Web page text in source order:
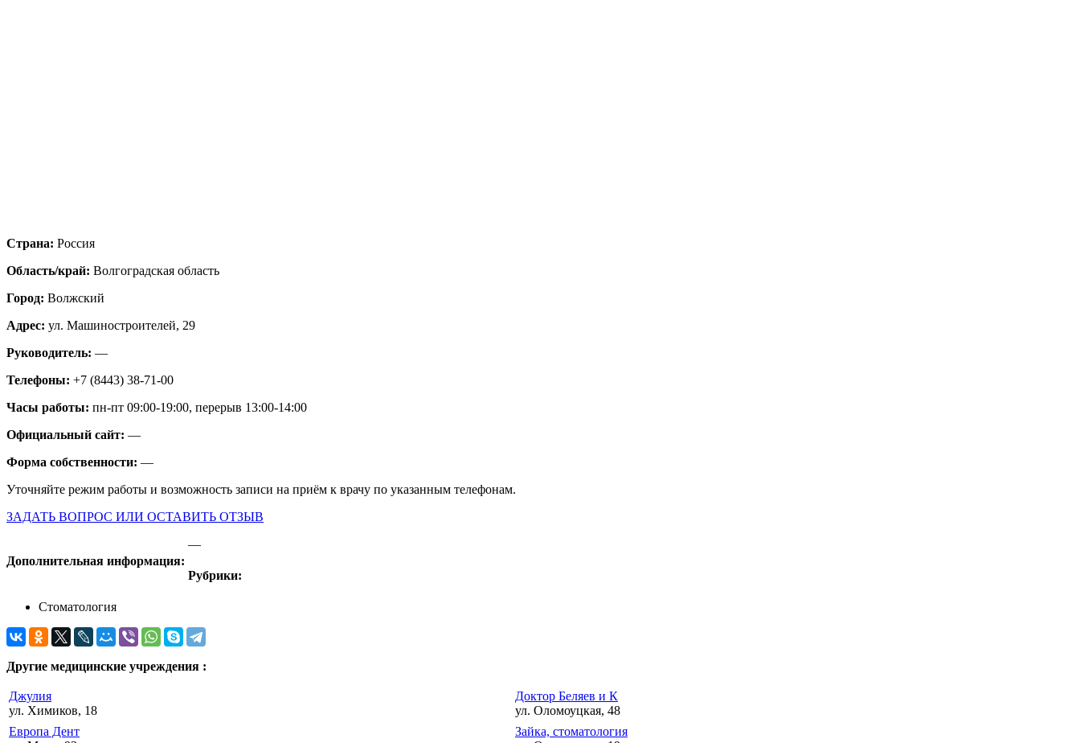
Страна: Россия
Область/край: Волгоградская область
Город: Волжский
Адрес: ул. Машиностроителей, 29
Руководитель: —
Телефоны: +7 (8443) 38-71-00
Часы работы: пн-пт 09:00-19:00, перерыв 13:00-14:00
Официальный сайт: —
Форма собственности: —
Уточняйте режим работы и возможность записи на приём к врачу по указанным телефонам.
ЗАДАТЬ ВОПРОС ИЛИ ОСТАВИТЬ ОТЗЫВ
Дополнительная информация:
—
Рубрики:
Стоматология
Другие медицинские учреждения :
Джулия
ул. Химиков, 18
Доктор Беляев и К
ул. Оломоуцкая, 48
Европа Дент
Зайка, стоматология